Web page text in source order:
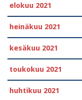
elokuu 2021
heinäkuu 2021
kesäkuu 2021
toukokuu 2021
huhtikuu 2021